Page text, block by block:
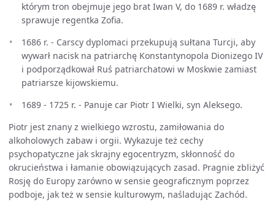
którym tron obejmuje jego brat Iwan V, do 1689 r. władzę
sprawuje regentka Zofia.
1686 r. - Carscy dyplomaci przekupują sułtana Turcji, aby
wywarł nacisk na patriarchę Konstantynopola Dionizego IV
i podporządkował Ruś patriarchatowi w Moskwie zamiast
patriarsze kijowskiemu.
1689 - 1725 r. - Panuje car Piotr I Wielki, syn Aleksego.
Piotr jest znany z wielkiego wzrostu, zamiłowania do
alkoholowych zabaw i orgii. Wykazuje też cechy
psychopatyczne jak skrajny egocentryzm, skłonność do
okrucieństwa i łamanie obowiązujących zasad. Pragnie zbliżyć
Rosję do Europy zarówno w sensie geograficznym poprzez
podboje, jak też w sensie kulturowym, naśladując Zachód.